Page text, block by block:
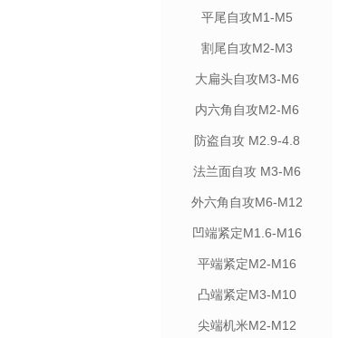
平尾自攻M1-M5
割尾自攻M2-M3
大扁头自攻M3-M6
内六角自攻M2-M6
防盗自攻 M2.9-4.8
法兰面自攻 M3-M6
外六角自攻M6-M12
凹端紧定M1.6-M16
平端紧定M2-M16
凸端紧定M3-M10
尖端机米M2-M12